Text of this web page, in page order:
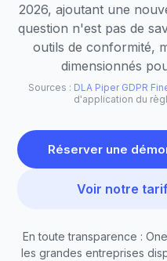
2026, ajoutant une
question n'est pas de
outils de conformité,
dimensionnés
Sources : DLA Piper GDPR
d'application du
Réserver une
Voir notre
En toute transparence :
les grandes entreprises